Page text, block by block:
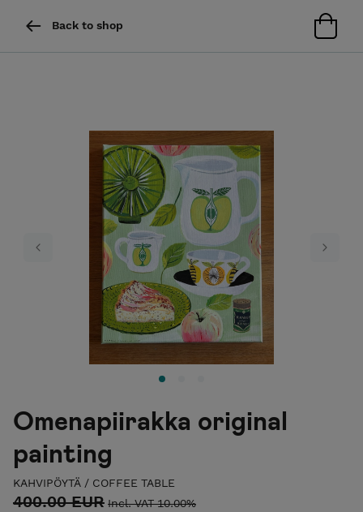
Back to shop
Previous Next
Omenapiirakka original
painting
KAHVIPÖYTÄ / COFFEE TABLE
400.00 EUR Incl. VAT 10.00%